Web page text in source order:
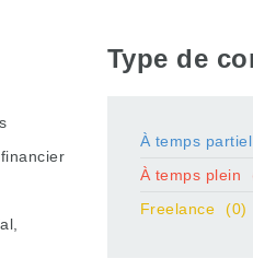
Type de
À temps partiel
À temps plein
Freelance
(0)